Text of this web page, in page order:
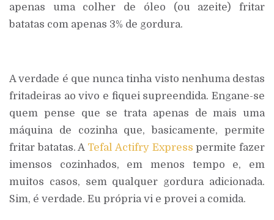
apenas uma colher de óleo (ou azeite) fritar
batatas com apenas 3% de gordura.
A verdade é que nunca tinha visto nenhuma destas
fritadeiras ao vivo e fiquei supreendida. Engane-se
quem pense que se trata apenas de mais uma
máquina de cozinha que, basicamente, permite
fritar batatas. A Tefal Actifry Express permite fazer
imensos cozinhados, em menos tempo e, em
muitos casos, sem qualquer gordura adicionada.
Sim, é verdade. Eu própria vi e provei a comida.